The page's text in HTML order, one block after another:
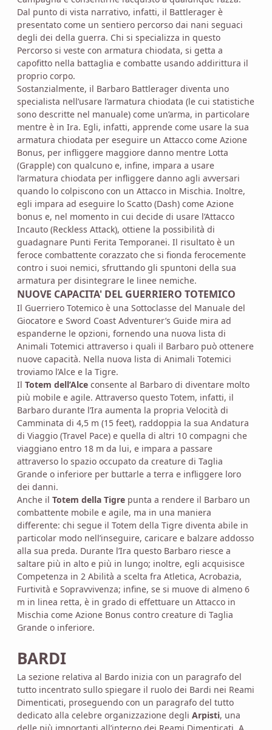
Dal punto di vista narrativo, infatti, il Battlerager è
presentato come un sentiero percorso dai nani seguaci
degli dei della guerra. Chi si specializza in questo
Percorso si veste con armatura chiodata, si getta a
capofitto nella battaglia e combatte usando addirittura il
proprio corpo.
Sostanzialmente, il Barbaro Battlerager diventa uno
specialista nell’usare l’armatura chiodata (le cui statistiche
sono descritte nel manuale) come un’arma, in particolare
mentre è in Ira. Egli, infatti, apprende come usare la sua
armatura chiodata per eseguire un Attacco come Azione
Bonus, per infliggere maggiore danno mentre Lotta
(Grapple) con qualcuno e, infine, impara a usare
l’armatura chiodata per infliggere danno agli avversari
quando lo colpiscono con un Attacco in Mischia. Inoltre,
egli impara ad eseguire lo Scatto (Dash) come Azione
bonus e, nel momento in cui decide di usare l’Attacco
Incauto (Reckless Attack), ottiene la possibilità di
guadagnare Punti Ferita Temporanei. Il risultato è un
feroce combattente corazzato che si fionda ferocemente
contro i suoi nemici, sfruttando gli spuntoni della sua
armatura per disintegrare le linee nemiche.
NUOVE CAPACITA' DEL GUERRIERO TOTEMICO
Il Guerriero Totemico è una Sottoclasse del Manuale del
Giocatore e Sword Coast Adventurer’s Guide mira ad
espanderne le opzioni, fornendo una nuova lista di
Animali Totemici attraverso i quali il Barbaro può ottenere
nuove capacità. Nella nuova lista di Animali Totemici
troviamo l’Alce e la Tigre.
Il Totem dell’Alce consente al Barbaro di diventare molto
più mobile e agile. Attraverso questo Totem, infatti, il
Barbaro durante l’Ira aumenta la propria Velocità di
Camminata di 4,5 m (15 feet), raddoppia la sua Andatura
di Viaggio (Travel Pace) e quella di altri 10 compagni che
viaggiano entro 18 m da lui, e impara a passare
attraverso lo spazio occupato da creature di Taglia
Grande o inferiore per buttarle a terra e infliggere loro
dei danni.
Anche il Totem della Tigre punta a rendere il Barbaro un
combattente mobile e agile, ma in una maniera
differente: chi segue il Totem della Tigre diventa abile in
particolar modo nell’inseguire, caricare e balzare addosso
alla sua preda. Durante l’Ira questo Barbaro riesce a
saltare più in alto e più in lungo; inoltre, egli acquisisce
Competenza in 2 Abilità a scelta fra Atletica, Acrobazia,
Furtività e Sopravvivenza; infine, se si muove di almeno 6
m in linea retta, è in grado di effettuare un Attacco in
Mischia come Azione Bonus contro creature di Taglia
Grande o inferiore.
BARDI
La sezione relativa al Bardo inizia con un paragrafo del
tutto incentrato sullo spiegare il ruolo dei Bardi nei Reami
Dimenticati, proseguendo con un paragrafo del tutto
dedicato alla celebre organizzazione degli Arpisti, una